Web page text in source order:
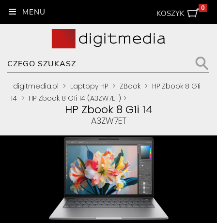
KOSZYK
0
digitmedia.pl > Laptopy HP > ZBook > HP Zbook 8 G1i
14 > HP Zbook 8 G1i 14 (A3ZW7ET) >
HP Zbook 8 G1i 14
A3ZW7ET